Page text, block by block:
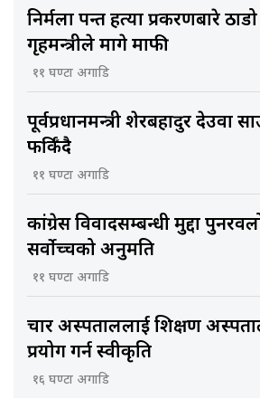
निर्मला पन्त हत्या प्रकरणबारे
गृहमन्त्रीले मागे माफी
११ घण्टा अगाडि
पूर्वप्रधानमन्त्री शेरबहादुर देउवा
फर्किँदै
११ घण्टा अगाडि
कांग्रेस विवादसम्बन्धी मुद्दा
सर्वोच्चको अनुमति
११ घण्टा अगाडि
चार अस्पताललाई शिक्षण
प्रयोग गर्न स्वीकृति
१६ घण्टा अगाडि